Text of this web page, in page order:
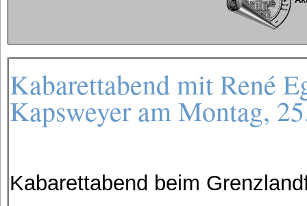
Kabarettabend mit René
Kapsweyer am Montag,
Kabarettabend beim